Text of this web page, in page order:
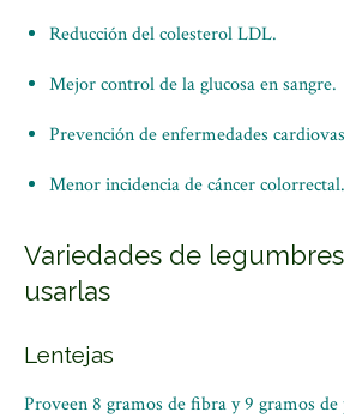
Reducción del colesterol LDL.
Mejor control de la glucosa en sangre.
Prevención de enfermedades
Menor incidencia de cáncer colorrectal.
Variedades de
usarlas
Lentejas
Proveen 8 gramos de fibra y 9 gramos